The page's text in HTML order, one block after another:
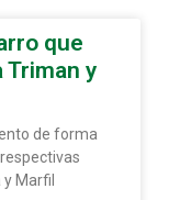
que
y
de forma
Marfil